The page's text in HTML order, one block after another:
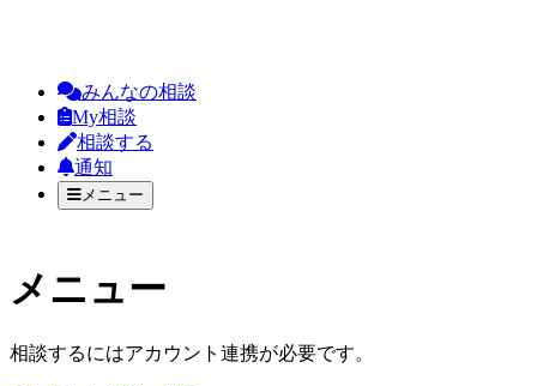
みんなの相談
My相談
相談する
通知
メニュー
メニュー
相談するにはアカウント連携が必要です。